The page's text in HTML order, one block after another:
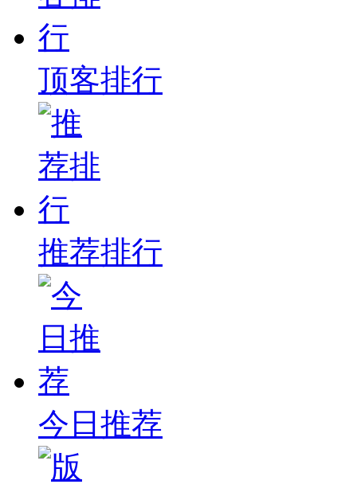
顶客排行
推荐排行
今日推荐